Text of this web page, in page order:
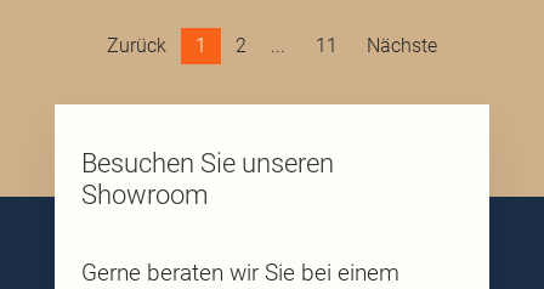
Zurück 1 2 11 Nächste
Besuchen Sie unseren
Showroom
Gerne beraten wir Sie bei einem